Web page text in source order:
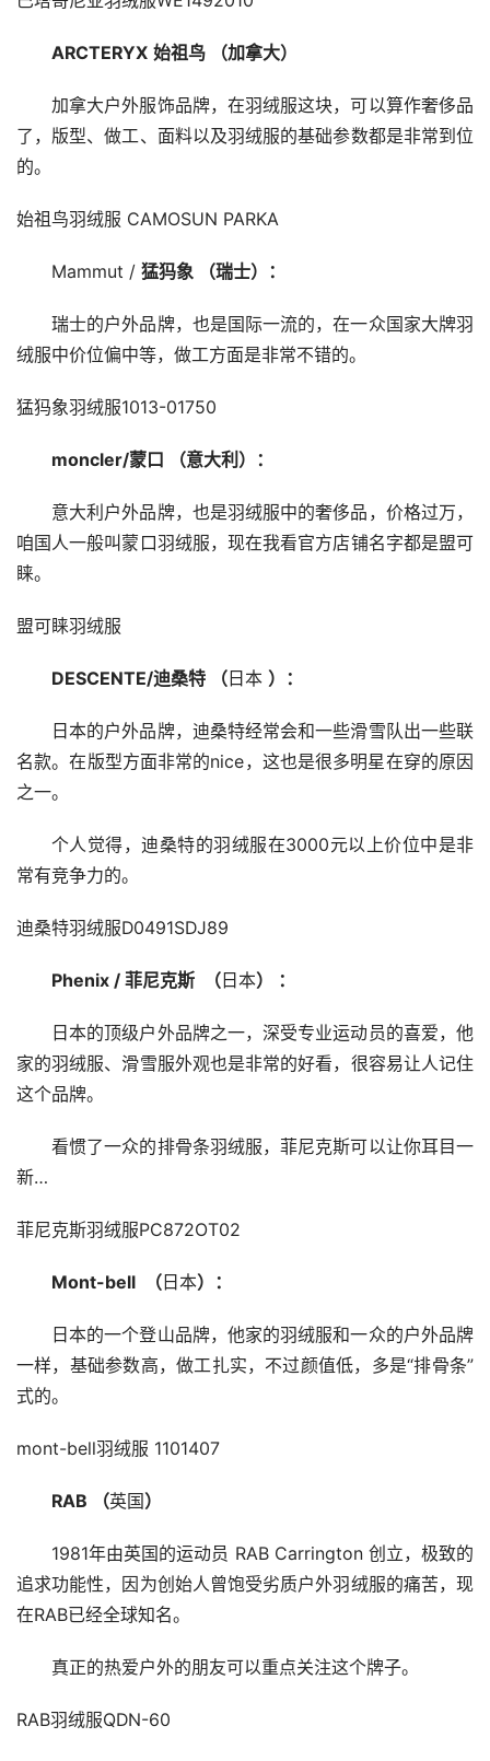
ARCTERYX 始祖鸟 （加拿大）
加拿大户外服饰品牌，在羽绒服这块，可以算作奢侈品
了，版型、做工、面料以及羽绒服的基础参数都是非常到位
的。
始祖鸟羽绒服 CAMOSUN PARKA
Mammut / 猛犸象 （瑞士）：
瑞士的户外品牌，也是国际一流的，在一众国家大牌羽
绒服中价位偏中等，做工方面是非常不错的。
猛犸象羽绒服1013-01750
moncler/蒙口 （意大利）：
意大利户外品牌，也是羽绒服中的奢侈品，价格过万，
咱国人一般叫蒙口羽绒服，现在我看官方店铺名字都是盟可
睐。
盟可睐羽绒服
DESCENTE/迪桑特 （ 日本 ）：
日本的户外品牌，迪桑特经常会和一些滑雪队出一些联
名款。在版型方面非常的nice，这也是很多明星在穿的原因
之一。
个人觉得，迪桑特的羽绒服在3000元以上价位中是非
常有竞争力的。
迪桑特羽绒服D0491SDJ89
Phenix / 菲尼克斯  （ 日本） ：
日本的顶级户外品牌之一，深受专业运动员的喜爱，他
家的羽绒服、滑雪服外观也是非常的好看，很容易让人记住
这个品牌。
看惯了一众的排骨条羽绒服，菲尼克斯可以让你耳目一
新…
菲尼克斯羽绒服PC872OT02
Mont-bell  （ 日本）：
日本的一个登山品牌，他家的羽绒服和一众的户外品牌
一样，基础参数高，做工扎实，不过颜值低，多是“排骨条”
式的。
mont-bell羽绒服 1101407
RAB （英国 ）
1981年由英国的运动员 RAB Carrington 创立，极致的
追求功能性，因为创始人曾饱受劣质户外羽绒服的痛苦，现
在RAB已经全球知名。
真正的热爱户外的朋友可以重点关注这个牌子。
RAB羽绒服QDN-60